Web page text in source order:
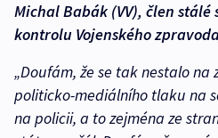
Michal Babák (VV), člen
kontrolu Vojenského
„Doufám, že se tak nestalo
politicko-mediálního tlaku na
na policii, a to zejména ze